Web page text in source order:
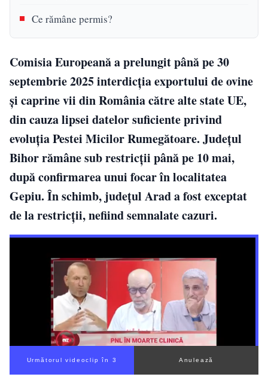
Ce rămâne permis?
Comisia Europeană a prelungit până pe 30
septembrie 2025 interdicția exportului de ovine
și caprine vii din România către alte state UE,
din cauza lipsei datelor suficiente privind
evoluția Pestei Micilor Rumegătoare. Județul
Bihor rămâne sub restricții până pe 10 mai,
după confirmarea unui focar în localitatea
Gepiu. În schimb, județul Arad a fost exceptat
de la restricții, nefiind semnalate cazuri.
Următorul videoclip în 2 Anulează